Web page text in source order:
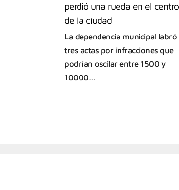
perdió una rueda en el centro
de la ciudad
La dependencia municipal labró
tres actas por infracciones que
podrían oscilar entre 1500 y
10000…